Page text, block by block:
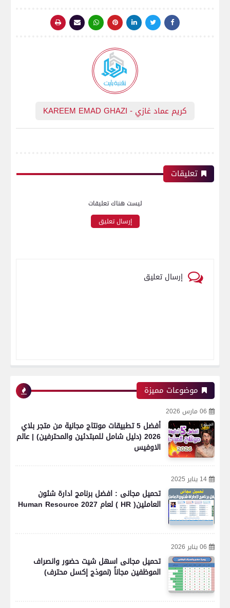
كريم عماد غازي - KAREEM EMAD GHAZI
تعليقات
ليست هناك تعليقات
إرسال تعليق
إرسال تعليق
موضوعات مميزة
06 مارس 2026
أفضل 5 تطبيقات مونتاج مجانية من متجر بلاي
2026 (دليل شامل للمبتدئين والمحترفين) | عالم
الاوفيس
14 يناير 2025
تحميل مجانى : افضل برنامج ادارة شئون
العاملين( HR ) لعام 2027 Human Resource
06 يناير 2026
تحميل مجانى اسهل شيت حضور وانصراف
الموظفين مجاناً (نموذج إكسل محترف)